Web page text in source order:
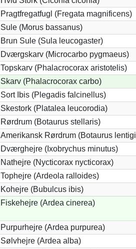
Pragtfregatfugl (Fregata magnificens)
Sule (Morus bassanus)
Brun Sule (Sula leucogaster)
Dværgskarv (Microcarbo pygmaeus)
Topskarv (Phalacrocorax aristotelis)
Skarv (Phalacrocorax carbo)
Sort Ibis (Plegadis falcinellus)
Skestork (Platalea leucorodia)
Rørdrum (Botaurus stellaris)
Amerikansk Rørdrum (Botaurus
Dværghejre (Ixobrychus minutus)
Nathejre (Nycticorax nycticorax)
Tophejre (Ardeola ralloides)
Kohejre (Bubulcus ibis)
Fiskehejre (Ardea cinerea)
Purpurhejre (Ardea purpurea)
Sølvhejre (Ardea alba)